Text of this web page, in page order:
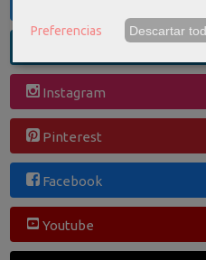
Twitter
Instagram
Pinterest
Facebook
Youtube
Preferencias Descartar